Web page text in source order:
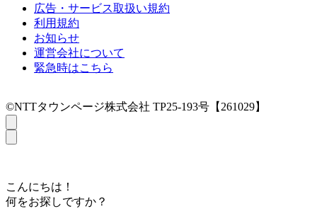
広告・サービス取扱い規約
利用規約
お知らせ
運営会社について
緊急時はこちら
©NTTタウンページ株式会社 TP25-193号【261029】
こんにちは！
何をお探しですか？